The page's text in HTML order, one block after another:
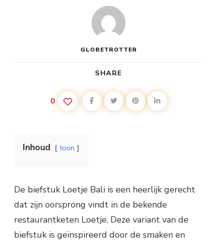
GLOBETROTTER
SHARE
0
Inhoud toon
De biefstuk Loetje Bali is een heerlijk gerecht
dat zijn oorsprong vindt in de bekende
restaurantketen Loetje. Deze variant van de
biefstuk is geïnspireerd door de smaken en